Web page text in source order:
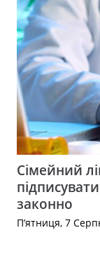
Сімейний
законно
П’ятниця, 7